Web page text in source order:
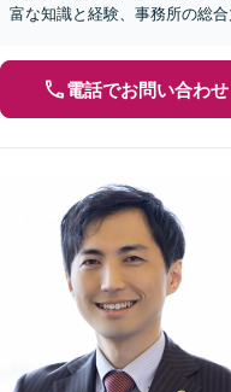
富な知識と経験、事務所の総
電話でお問い合わせ